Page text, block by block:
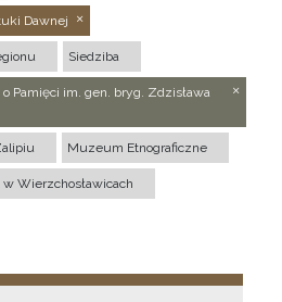
Dawnej
Siedziba
Pamięci im. gen. bryg. Zdzisława
Muzeum Etnograficzne
Wierzchosławicach